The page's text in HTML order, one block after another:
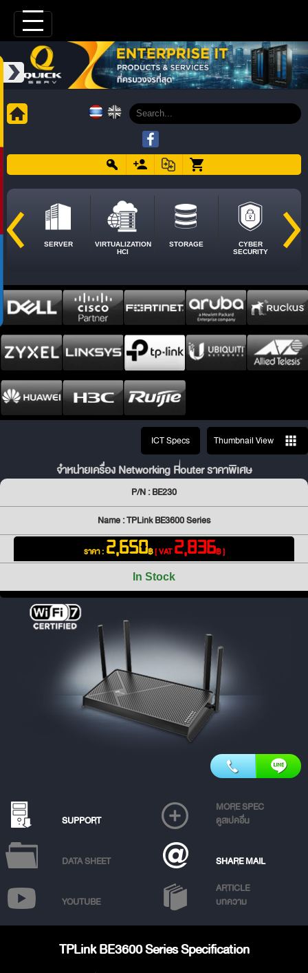
SERVER
VIRTUALIZATION
HCI
STORAGE
CYBER
SECURITY
ICT Specs Thumbnail View
จำหน่ายเครื่อง Networking Router ราคาพิเศษ
P/N : BE230
Name : TPLink BE3600 Series
ราคา : 2,650฿[ VAT2,836฿ ]
In Stock
SUPPORT
MORE SPEC
ดูสเปคอื่น
DATA SHEET SHARE MAIL
YOUTUBE
ARTICLE
บทความ
TPLink BE3600 Series Specification